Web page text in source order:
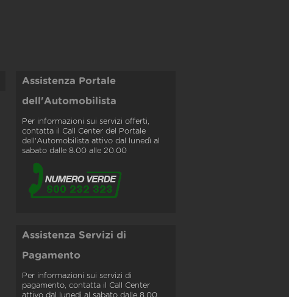
Assistenza Portale
dell'Automobilista
Per informazioni sui servizi offerti,
contatta il Call Center del Portale
dell'Automobilista attivo dal lunedì al
sabato dalle 8.00 alle 20.00
Assistenza Servizi di
Pagamento
Per informazioni sui servizi di
pagamento, contatta il Call Center